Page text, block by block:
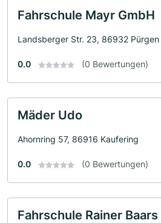
Fahrschule Mayr GmbH
Landsberger Str. 23, 86932 Pürgen
0.0 (0 Bewertungen)
Mäder Udo
Ahornring 57, 86916 Kaufering
0.0 (0 Bewertungen)
Fahrschule Rainer Baars